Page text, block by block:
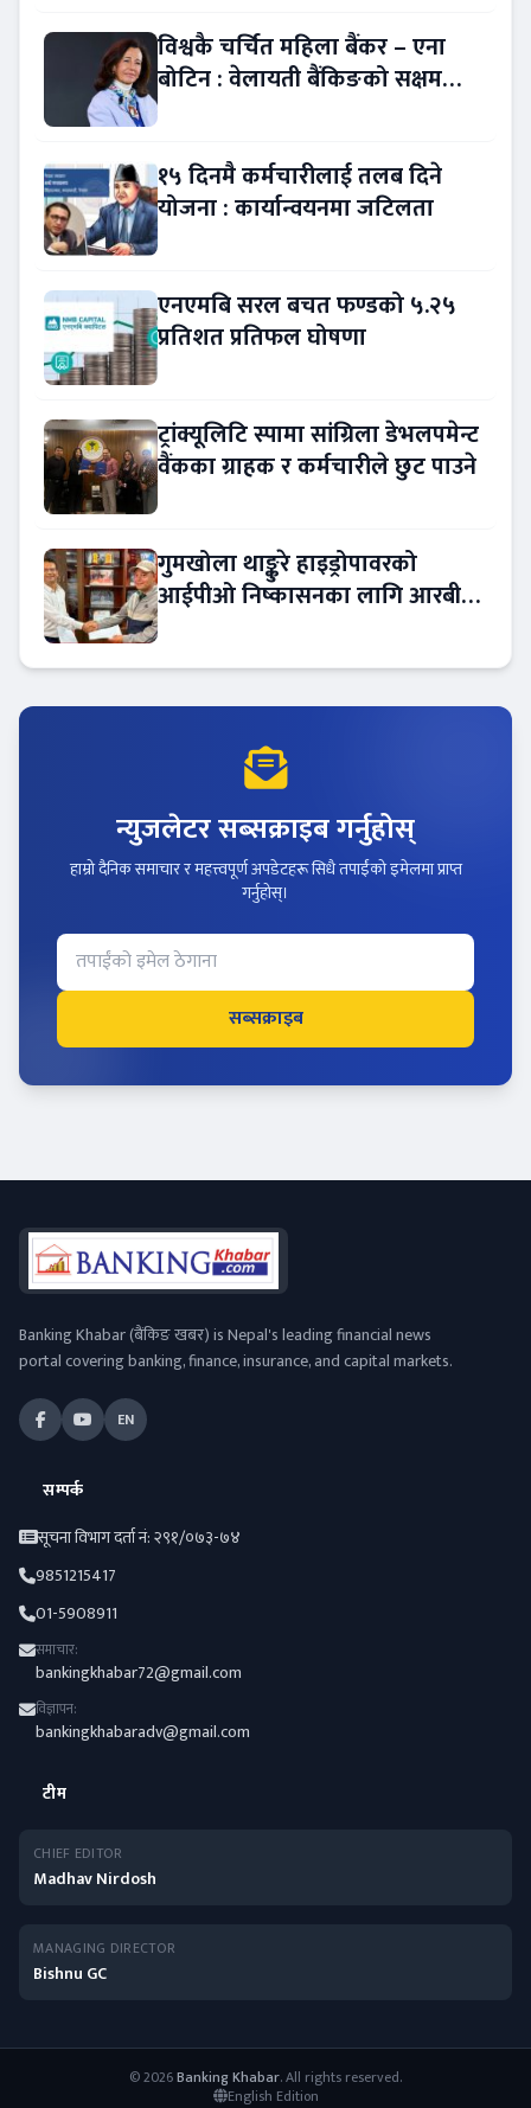
विश्वकै चर्चित महिला बैंकर – एना
बोटिन : वेलायती बैंकिङको सक्षम
१५ दिनमै कर्मचारीलाई तलब दिने
योजना : कार्यान्वयनमा जटिलता
एनएमबि सरल बचत फण्डको ५.२५
प्रतिशत प्रतिफल घोषणा
ट्रांक्यूलिटि स्पामा सांग्रिला डेभलपमेन्ट
वैंकका ग्राहक र कर्मचारीले छुट पाउने
गुमखोला थाङ्कुरे हाइड्रोपावरको
आईपीओ निष्कासनका लागि आरबीबी
न्युजलेटर सब्सक्राइब गर्नुहोस्
हाम्रो दैनिक समाचार र महत्त्वपूर्ण अपडेटहरू सिधै तपाईंको इमेलमा प्राप्त
गर्नुहोस्।
सब्सक्राइब
Banking Khabar (बैंकिङ खबर) is Nepal's leading financial news
portal covering banking, finance, insurance, and capital markets.
EN
सम्पर्क
सूचना विभाग दर्ता नं: २९१/०७३-७४
9851215417
01-5908911
समाचार:
bankingkhabar72@gmail.com
विज्ञापन:
bankingkhabaradv@gmail.com
टीम
CHIEF EDITOR
Madhav Nirdosh
MANAGING DIRECTOR
Bishnu GC
© 2026Banking Khabar. All rights reserved.
English Edition